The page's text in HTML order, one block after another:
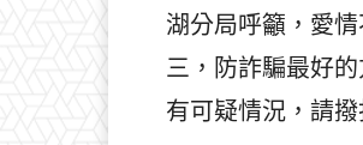
湖分局呼籲，愛
三，防詐騙最好
有可疑情況，請